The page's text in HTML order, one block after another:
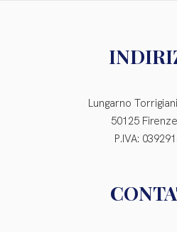
Lungarno
50125
P.IVA: